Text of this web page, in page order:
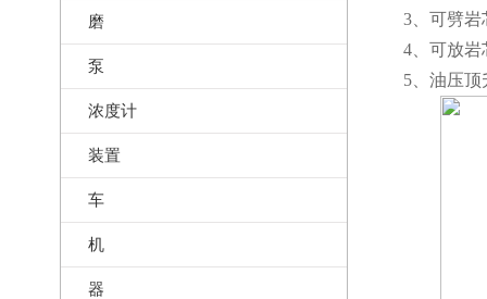
磨
泵
浓度计
装置
车
机
器
3、可劈
4、可放
5、油压顶